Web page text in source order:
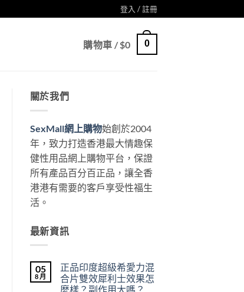
登入 / 註冊
購物車 /$0 0
關於我們
SexMall網上購物始創於2004
年，致力打造香港最大情趣保
健性用品網上購物平台，保證
所有產品百分百正品，讓全香
港港有需要的客戶享受性福生
活。
最新資訊
05
8 月
正品印度超級希愛力混
合片雙效犀利士效果怎
麼樣？副作用大嗎？